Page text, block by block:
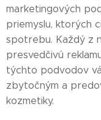
marketingových
priemyslu, ktorých
spotrebu. Každý z
presvedčivú
týchto podvodov
zbytočným a
kozmetiky.